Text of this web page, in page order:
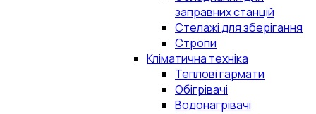
заправних станцій
Стелажі для зберігання
Стропи
Кліматична техніка
Теплові гармати
Обігрівачі
Водонагрівачі